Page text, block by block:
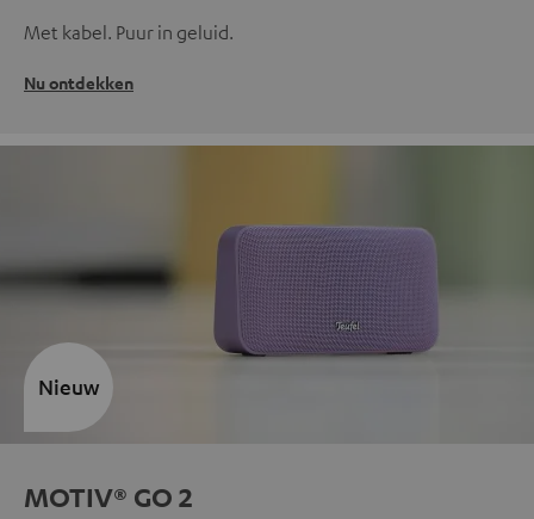
Met kabel. Puur in geluid.
Nu ontdekken
MOTIV® GO 2
Nieuw